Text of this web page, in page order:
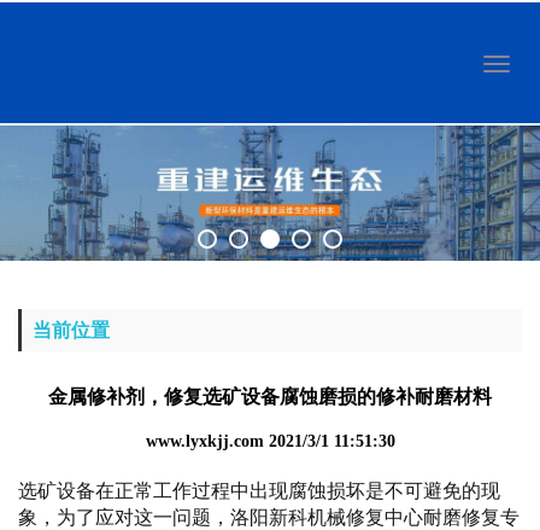
当前位置
金属修补剂，修复选矿设备腐蚀磨损的修补耐磨材料
www.lyxkjj.com2021/3/1 11:51:30
选矿设备在正常工作过程中出现腐蚀损坏是不可避免的现
象，为了应对这一问题，洛阳新科机械修复中心耐磨修复专